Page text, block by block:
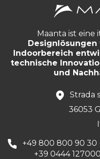
Maanta ist eine
Indoorbereich
technische
und
Strada
36053
+49 800 800 90 30
+39 0444